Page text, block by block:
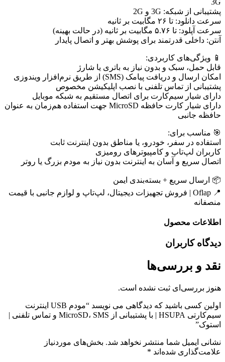
پشتیبانی از شبکه: 3G و 2G
سرعت دانلود: تا ۲۶ مگابیت بر ثانیه
سرعت آپلود: تا ۵.۷۶ مگابیت بر ثانیه (در حالت بهینه)
آنتن: داخلی قدرتمند برای پوشش بهتر و اتصال پایدار
📱 ویژگی‌های کاربردی:
قابل حمل، سبک و بدون نیاز به باتری یا شارژ
امکان ارسال و دریافت پیامک (SMS) از طریق نرم‌افزار ویندوزی
پشتیبانی از تماس تلفنی با نصب اپلیکیشن مخصوص
دارای شیار سیم‌کارت برای اتصال مستقیم به شبکه موبایل
دارای شیار کارت حافظه MicroSD جهت استفاده هم‌زمان به عنوان
حافظه جانبی
🎯 مناسب برای:
استفاده در سفر، خودرو، یا مناطق بدون اینترنت ثابت
کاربران لپ‌تاپ و کامپیوترهای رومیزی
اتصال سریع و آسان به اینترنت بدون نیاز به مودم بزرگ یا روتر
📦 ارسال سریع + بسته‌بندی ایمن
📍 Oflap | فروش تجهیزات دیجیتال، لپ‌تاپ و لوازم جانبی با قیمت
منصفانه
اطلاعات محصول
دیدگاه کاربران
نقد و بررسی‌ها
هنوز بررسی‌ای ثبت نشده است.
اولین کسی باشید که دیدگاهی می نویسد “مودم USB اینترنت
سیم‌کارتی HSUPA | با پشتیبانی از MicroSD، SMS و تماس تلفنی |
استوک”
نشانی ایمیل شما منتشر نخواهد شد. بخش‌های موردنیاز
علامت‌گذاری شده‌اند *